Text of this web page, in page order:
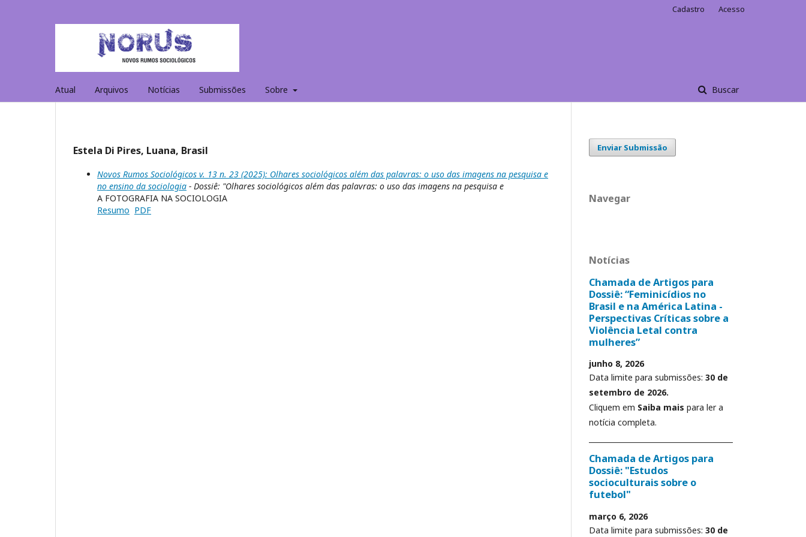
Atual Arquivos Notícias Submissões Sobre Buscar
Cadastro Acesso
Estela Di Pires, Luana, Brasil
Novos Rumos Sociológicos v. 13 n. 23 (2025): Olhares sociológicos além das palavras: o uso das imagens na pesquisa e
no ensino da sociologia - Dossiê: "Olhares sociológicos além das palavras: o uso das imagens na pesquisa e
A FOTOGRAFIA NA SOCIOLOGIA
Resumo PDF
Enviar Submissão
Navegar
Notícias
Chamada de Artigos para
Dossiê: “Feminicídios no
Brasil e na América Latina -
Perspectivas Críticas sobre a
Violência Letal contra
mulheres”
junho 8, 2026
Data limite para submissões: 30 de
setembro de 2026.
Cliquem em Saiba mais para ler a
notícia completa.
Chamada de Artigos para
Dossiê: "Estudos
socioculturais sobre o
futebol"
março 6, 2026
Data limite para submissões: 30 de